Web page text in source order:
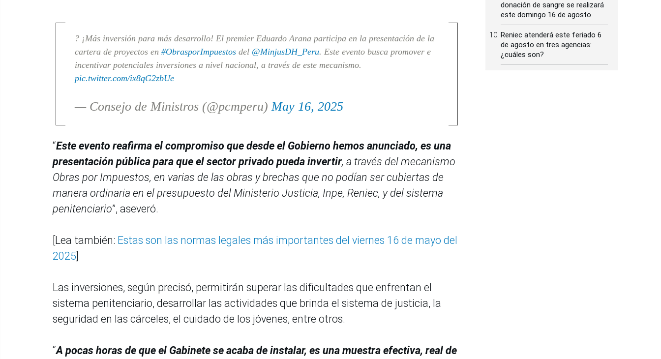
? ¡Más inversión para más desarrollo! El premier Eduardo Arana participa en la presentación de la
cartera de proyectos en #ObrasporImpuestosdel @MinjusDH_Peru. Este evento busca promover e
incentivar potenciales inversiones a nivel nacional, a través de este mecanismo.
pic.twitter.com/ix8qG2zbUe
— Consejo de Ministros (@pcmperu)May 16, 2025
“Este evento reafirma el compromiso que desde el Gobierno hemos anunciado, es una
presentación pública para que el sector privado pueda invertir, a través del mecanismo
Obras por Impuestos, en varias de las obras y brechas que no podían ser cubiertas de
manera ordinaria en el presupuesto del Ministerio Justicia, Inpe, Reniec, y del sistema
penitenciario”, aseveró.
[Lea también: Estas son las normas legales más importantes del viernes 16 de mayo del
2025]
Las inversiones, según precisó, permitirán superar las dificultades que enfrentan el
sistema penitenciario, desarrollar las actividades que brinda el sistema de justicia, la
seguridad en las cárceles, el cuidado de los jóvenes, entre otros.
“A pocas horas de que el Gabinete se acaba de instalar, es una muestra efectiva, real de
donación de sangre se realizará
este domingo 16 de agosto
Reniec atenderá este feriado 6
de agosto en tres agencias:
¿cuáles son?